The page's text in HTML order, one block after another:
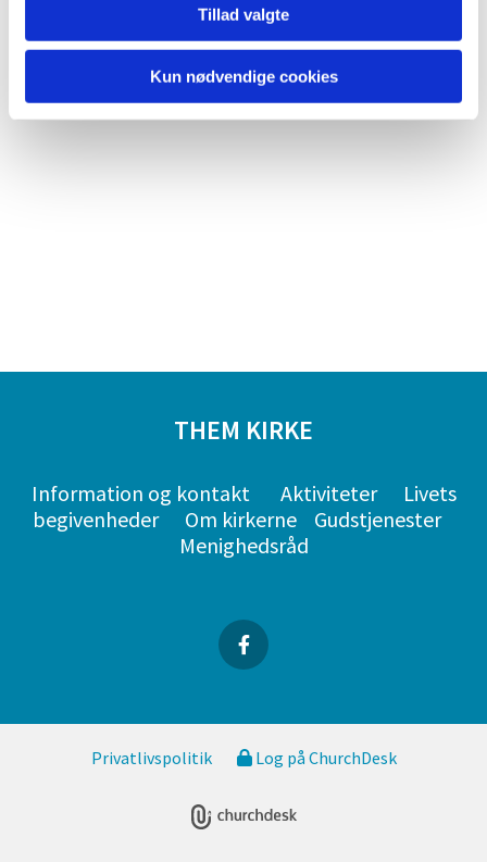
Tillad valgte
Kun nødvendige cookies
THEM KIRKE
Information og kontakt Aktiviteter
Livets
begivenheder
Om kirkerne
Gudstjenester
Menighedsråd
Privatlivspolitik Log på ChurchDesk